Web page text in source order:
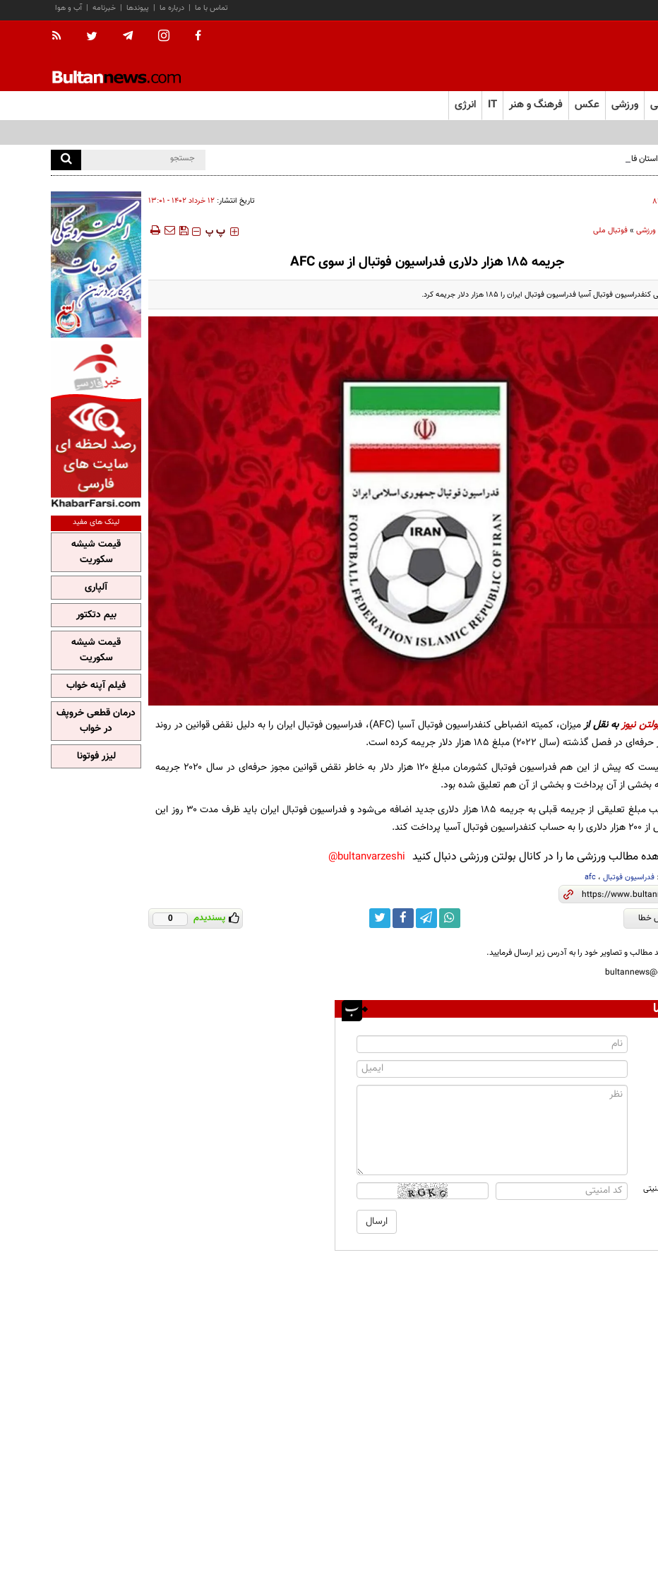
آب و هوا | خبرنامه | پیوندها | درباره ما | تماس با ما
ورزشی عکس فرهنگ و هنر IT انرژی
فارس صعود کرد
تاریخ انتشار: ۱۲ خرداد ۱۴۰۲ - ۱۳:۰۱
ورزشی»فوتبال ملی ‍‍‍ پ پ
جریمه ۱۸۵ هزار دلاری فدراسیون فوتبال از سوی AFC
فوتبال آسیا فدراسیون فوتبال ایران را ۱۸۵ هزار دلار جریمه کرد.
نیوزبه نقل از
میزان، کمیته انضباطی کنفدراسیون فوتبال آسیا (AFC)، فدراسیون فوتبال ایران را به دلیل نقض قوانین در روند
گذشته (سال ۲۰۲۲) مبلغ ۱۸۵ هزار دلار جریمه کرده است.
این در حالیست که پیش از این هم فدراسیون فوتبال کشورمان مبلغ ۱۲۰ هزار دلار به خاطر نقض قوانین مجوز حرفه‌ای در سال ۲۰۲۰ جریمه
بخشی از آن پرداخت و بخشی از آن هم تعلیق شده بود.
به این ترتیب مبلغ تعلیقی از جریمه قبلی به جریمه ۱۸۵ هزار دلاری جدید اضافه می‌شود و فدراسیون فوتبال ایران باید ظرف مدت ۳۰ روز این
پرداخت کند.
مطالب ورزشی ما را در کانال بولتن ورزشی دنبال کنید bultanvarzeshi@
فدراسیون فوتبال، afc
خطا پسندیدم 0
مطالب و تصاویر خود را به آدرس زیر ارسال فرمایید.
لینک های مفید
قیمت شیشه
سکوریت
آلپاری
بیم دتکتور
قیمت شیشه
سکوریت
فیلم آپنه خواب
درمان قطعی خروپف
در خواب
لیزر فوتونا